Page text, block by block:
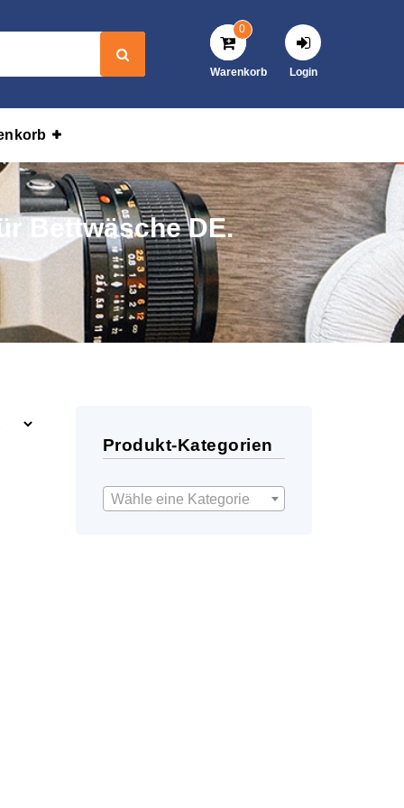
0
Warenkorb Login
Bettwäsche DE.
Produkt-Kategorien
Wähle eine Kategorie